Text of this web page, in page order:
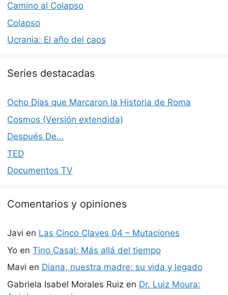
Camino al Colapso
Colapso
Ucrania: El año del caos
Series destacadas
Ocho Días que Marcaron la Historia de Roma
Cosmos (Versión extendida)
Después De…
TED
Documentos TV
Comentarios y opiniones
Javi en Las Cinco Claves 04 – Mutaciones
Yo en Tino Casal: Más allá del tiempo
Mavi en Diana, nuestra madre: su vida y legado
Gabriela Isabel Morales Ruiz en Dr. Luiz Moura: